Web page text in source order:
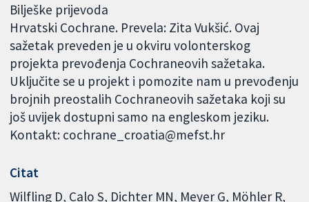
Bilješke prijevoda
Hrvatski Cochrane. Prevela: Zita Vukšić. Ovaj
sažetak preveden je u okviru volonterskog
projekta prevođenja Cochraneovih sažetaka.
Uključite se u projekt i pomozite nam u prevođenju
brojnih preostalih Cochraneovih sažetaka koji su
još uvijek dostupni samo na engleskom jeziku.
Kontakt: cochrane_croatia@mefst.hr
Citat
Wilfling D, Calo S, Dichter MN, Meyer G, Möhler R,